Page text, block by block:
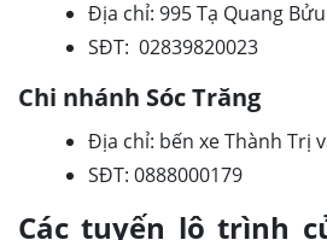
Địa chỉ: 995 Tạ Quang Bửu
SĐT: 02839820023
Chi nhánh Sóc Trăng
Địa chỉ: bến xe Thành Trị
SĐT: 0888000179
Các tuyến lộ trình